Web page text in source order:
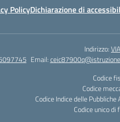
PolicyDichiarazione di
Indirizzo:
Email:
Codice
Codice
Codice Indice delle
Codice unico di